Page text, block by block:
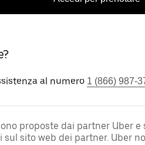
al numero 1 (866) 987-
proposte dai partner Uber
sul sito web dei partner. Uber